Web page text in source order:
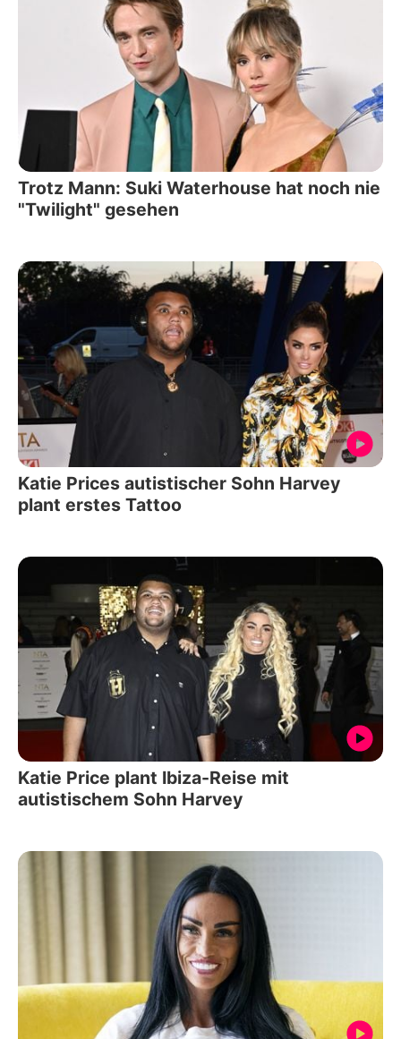
Trotz Mann: Suki Waterhouse hat noch nie
"Twilight" gesehen
Katie Prices autistischer Sohn Harvey
plant erstes Tattoo
Katie Price plant Ibiza-Reise mit
autistischem Sohn Harvey